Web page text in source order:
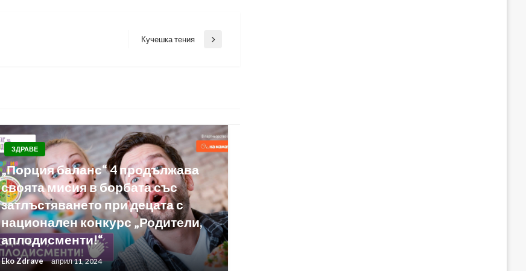
Next
Кучешка тения
ЗДРАВЕ
„Порция баланс“ 4 продължава
своята мисия в борбата със
затлъстяването при децата с
национален конкурс „Родители,
аплодисменти!“
Eko Zdrave април 11, 2024